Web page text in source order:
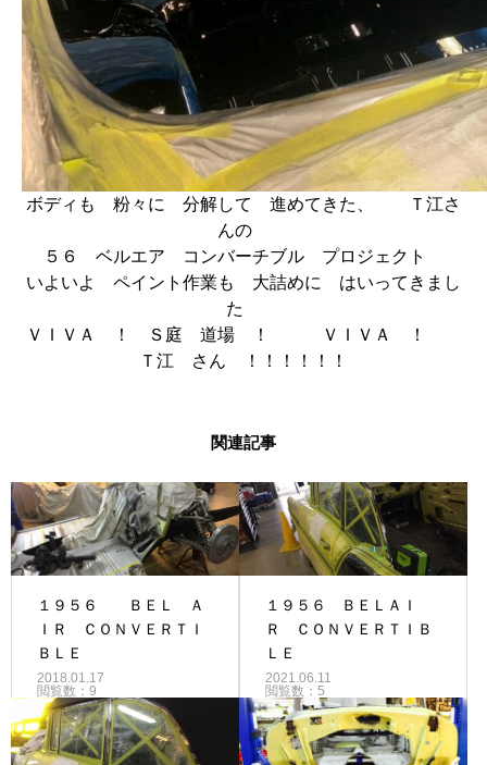
ボディも 粉々に 分解して 進めてきた、 Ｔ江さ
んの
５６ ベルエア コンバーチブル プロジェクト
いよいよ ペイント作業も 大詰めに はいってきまし
た
ＶＩＶＡ ！ Ｓ庭 道場 ！ ＶＩＶＡ ！
Ｔ江 さん ！！！！！！
関連記事
１９５６ ＢＥＬ Ａ
ＩＲ ＣＯＮＶＥＲＴＩ
ＢＬＥ
2018.01.17
閲覧数：9
１９５６ ＢＥＬＡＩ
Ｒ ＣＯＮＶＥＲＴＩＢ
ＬＥ
2021.06.11
閲覧数：5